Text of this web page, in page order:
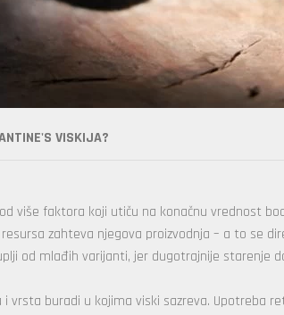
VISKIJA?
više faktora koji utiču na konačnu vrednost
zahteva njegova proizvodnja – a to se
od mlađih varijanti, jer dugotrajnije starenje
vrsta buradi u kojima viski sazreva. Upotreba